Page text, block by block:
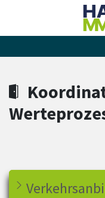
Zum
Zum
Zum
Zum Hauptinhalt